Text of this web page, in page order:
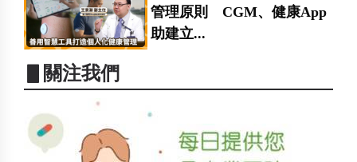
管理原則 CGM、健康App
助建立...
▋關注我們